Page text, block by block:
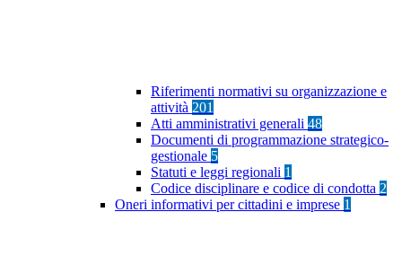
Riferimenti normativi su organizzazione e
attività 201
Atti amministrativi generali 48
Documenti di programmazione strategico-
gestionale 5
Statuti e leggi regionali 1
Codice disciplinare e codice di condotta 2
Oneri informativi per cittadini e imprese 1